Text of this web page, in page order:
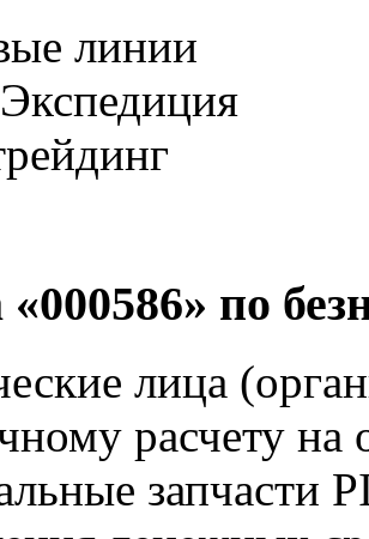
линии
по
лица
расчету на
запчасти